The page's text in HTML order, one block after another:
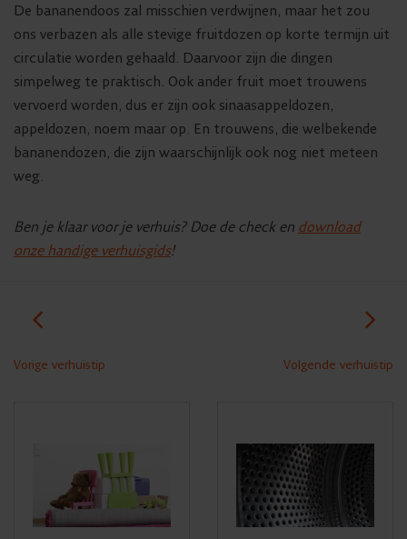
De bananendoos zal misschien verdwijnen, maar het zou
ons verbazen als alle stevige fruitdozen op korte termijn uit
circulatie worden gehaald. Daarvoor zijn die dingen
simpelweg te praktisch. Ook ander fruit moet trouwens
vervoerd worden, dus er zijn ook sinaasappeldozen,
appeldozen, noem maar op. En trouwens, die welbekende
bananendozen, die zijn waarschijnlijk ook nog niet meteen
weg.
Ben je klaar voor je verhuis? Doe de check en download
onze handige verhuisgids!
Vorige verhuistip Volgende verhuistip